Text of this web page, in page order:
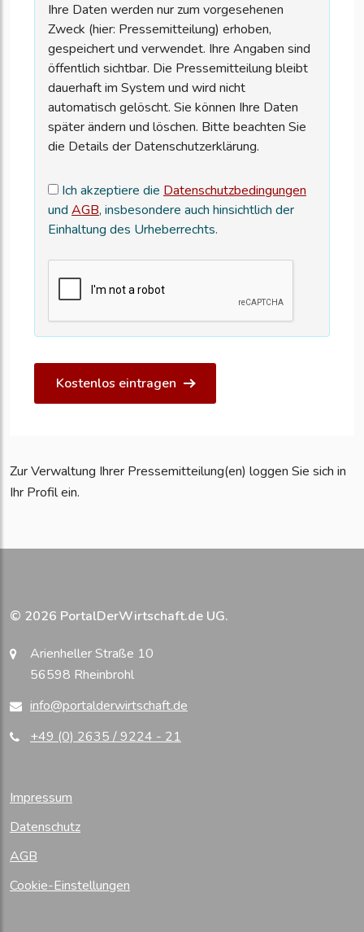
Ihre Daten werden nur zum vorgesehenen
Zweck (hier: Pressemitteilung) erhoben,
gespeichert und verwendet. Ihre Angaben sind
öffentlich sichtbar. Die Pressemitteilung bleibt
dauerhaft im System und wird nicht
automatisch gelöscht. Sie können Ihre Daten
später ändern und löschen. Bitte beachten Sie
die Details der Datenschutzerklärung.
Ich akzeptiere die Datenschutzbedingungen
und AGB, insbesondere auch hinsichtlich der
Einhaltung des Urheberrechts.
Kostenlos eintragen
Zur Verwaltung Ihrer Pressemitteilung(en) loggen Sie sich in
Ihr Profil ein.
© 2026 PortalDerWirtschaft.de UG.
Arienheller Straße 10
56598 Rheinbrohl
info@portalderwirtschaft.de
+49 (0) 2635 / 9224 - 21
Impressum
Datenschutz
AGB
Cookie-Einstellungen